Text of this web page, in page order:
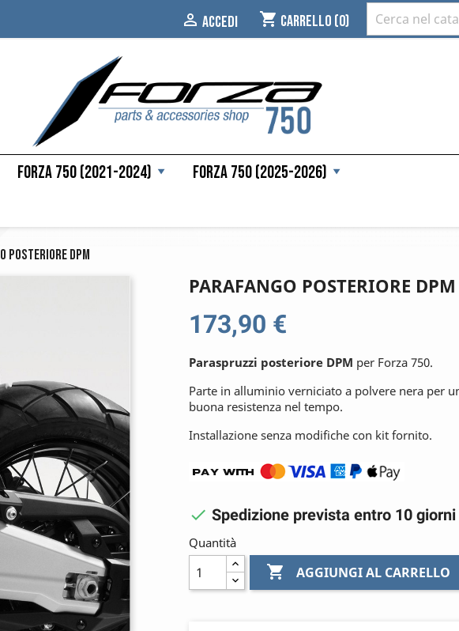
 ACCEDI shopping_cart Carrello (0)
Forza 750 (2021-2024) Forza 750 (2025-2026)
posteriore DPM
PARAFANGO POSTERIORE DPM
173,90 €
Paraspruzzi posteriore DPM per Forza 750.
Parte in alluminio verniciato a polvere nera per
buona resistenza nel tempo.
Installazione senza modifiche con kit fornito.
 Spedizione prevista entro 10 giorni
Quantità
 AGGIUNGI AL CARRELLO